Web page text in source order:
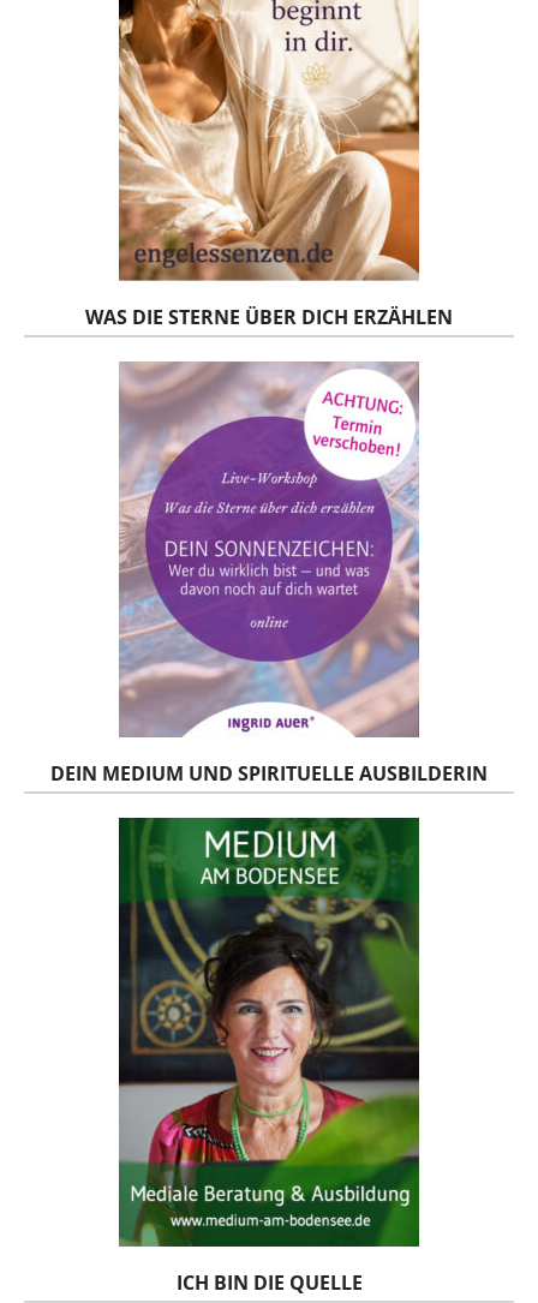
WAS DIE STERNE ÜBER DICH ERZÄHLEN
DEIN MEDIUM UND SPIRITUELLE AUSBILDERIN
ICH BIN DIE QUELLE